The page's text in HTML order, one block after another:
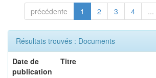
précédente 1 2 3 4 ...
Résultats trouvés : Documents
Date de
publication
Titre